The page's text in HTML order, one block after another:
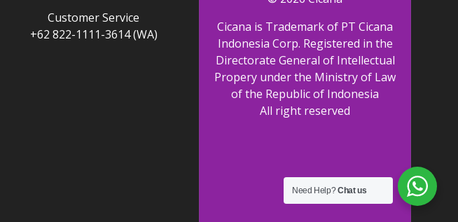
Customer Service
+62 822-1111-3614 (WA)
Cicana is Trademark of PT Cicana
Indonesia Corp. Registered in the
Directorate General of Intellectual
Propery under the Ministry of Law
of the Republic of Indonesia
All right reserved
Need Help?Chat us